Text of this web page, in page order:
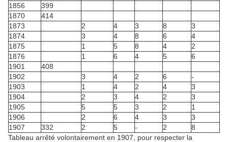
1856
399
1870
414
1873
2 4 3 8
3
1874
3 4 8 6
4
1875
1 5 8 4
2
1876
1 6 4 5
6
1901
408
1902
3 4 2 6
-
1903
1 4 2 4
3
1904
2 3 4 2
3
1905
5 5 3 2
1
1906
2 6 4 3
3
1907
332 2 5 - 2
8
Tableau arrêté volontairement en 1907, pour respecter la